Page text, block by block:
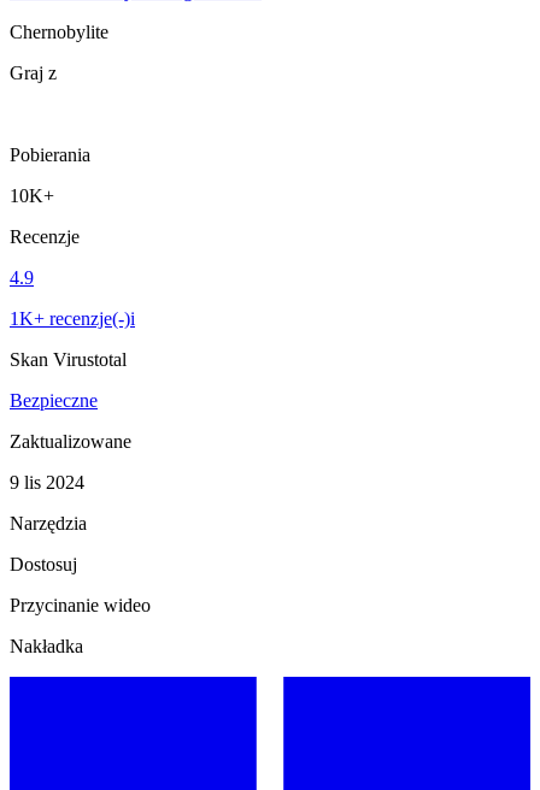
Chernobylite
Graj z
Pobierania
10K+
Recenzje
4.9
1K+ recenzje(-)i
Skan Virustotal
Bezpieczne
Zaktualizowane
9 lis 2024
Narzędzia
Dostosuj
Przycinanie wideo
Nakładka